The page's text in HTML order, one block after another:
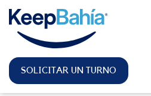
SOLICITAR UN TURNO